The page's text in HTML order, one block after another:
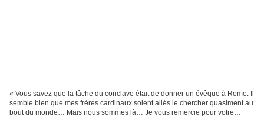
« Vous savez que la tâche du conclave était de donner un évêque à Rome. Il
semble bien que mes frères cardinaux soient allés le chercher quasiment au
bout du monde… Mais nous sommes là… Je vous remercie pour votre